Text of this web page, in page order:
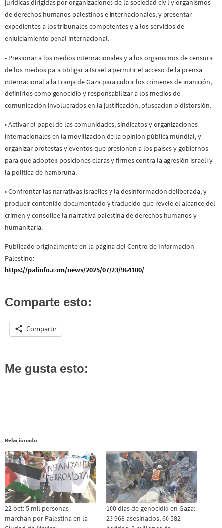
jurídicas dirigidas por organizaciones de la sociedad civil y organismos
de derechos humanos palestinos e internacionales, y presentar
expedientes a los tribunales competentes y a los servicios de
enjuiciamiento penal internacional.
• Presionar a los medios internacionales y a los organismos de censura
de los medios para obligar a Israel a permitir el acceso de la prensa
internacional a la Franja de Gaza para cubrir los crímenes de inanición,
definirlos como genocidio y responsabilizar a los medios de
comunicación involucrados en la justificación, ofuscación o distorsión.
• Activar el papel de las comunidades, sindicatos y organizaciones
internacionales en la movilización de la opinión pública mundial, y
organizar protestas y eventos que presionen a los países y gobiernos
para que adopten posiciones claras y firmes contra la agresión israelí y
la política de hambruna.
• Confrontar las narrativas israelíes y la desinformación deliberada, y
producir contenido documentado y traducido que revele el alcance del
crimen y consolide la narrativa palestina de derechos humanos y
humanitaria.
Publicado originalmente en la página del Centro de Información
Palestino:
https://palinfo.com/news/2025/07/23/964100/
Comparte esto:
Compartir
Me gusta esto:
Relacionado
22 oct: 5 mil personas
marchan por Palestina en la
100 días de genocidio en Gaza:
23 968 asesinados, 60 582